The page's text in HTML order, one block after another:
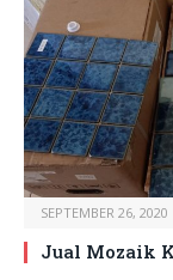
SEPTEMBER 26, 2020
Jual Mozaik